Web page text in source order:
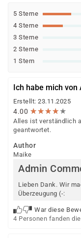
5 Sterne
4 Sterne
3 Sterne
2 Sterne
1 Stern
Ich habe mich
Erstellt: 23.11.2025
4.00 ★★★★★
★★★★★
Alles ist verständlich
geantwortet.
Author
Maike
Admin
Lieben Dank. Wir
Überzeugung (-:
War diese
4 Personen fanden